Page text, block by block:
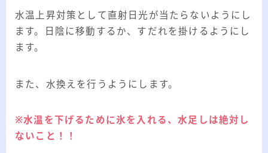
水温上昇対策として直射日光が当たらないようにし
ます。日陰に移動するか、すだれを掛けるようにし
ます。
また、水換えを行うようにします。
※水温を下げるために氷を入れる、水足しは絶対し
ないこと！！